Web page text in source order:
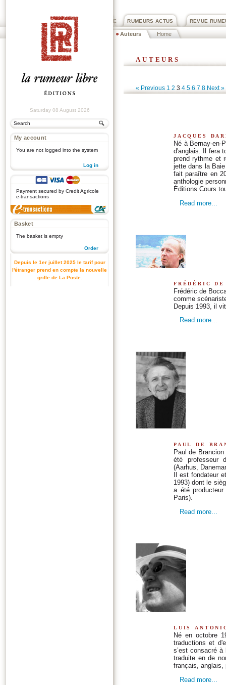
REVUE
RUMEURS ACTUS
PRIX ROGER DEXTRE
Auteurs Home
Saturday 08 August 2026
My account
You are not logged into the system
Log in
Payment secured by Credit Agricole
e-transactions
Basket
The basket is empty
Order
Depuis le 1er juillet 2025 le tarif pour
l'étranger prend en compte la nouvelle
grille de La Poste.
auteurs
« Previous 1 2 3 4 5 6 7 8 Next »
jacques
Né à Bernay-en-
d'anglais. Il fera
prend rythme et
jette dans la
fait paraître en
anthologie
Éditions Cours
Read more...
frédéric de
Frédéric de
comme
Depuis 1993, il
Read more...
paul de
Paul de
été professeur
(Aarhus,
Il est fondateur
1993) dont le
a été
Paris).
Read more...
luis
Né en octobre
traductions et
s’est consacré
traduite en de
français, anglais,
Read more...